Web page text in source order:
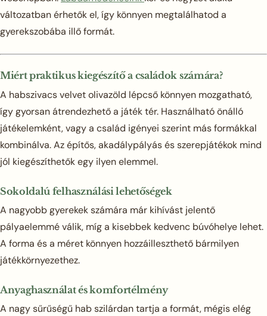
változatban érhetők el, így könnyen megtalálhatod a
gyerekszobába illő formát.
Miért praktikus kiegészítő a családok számára?
A habszivacs velvet olivazöld lépcső könnyen mozgatható,
így gyorsan átrendezhető a játék tér. Használható önálló
játékelemként, vagy a család igényei szerint más formákkal
kombinálva. Az építős, akadálypályás és szerepjátékok mind
jól kiegészíthetők egy ilyen elemmel.
Sokoldalú felhasználási lehetőségek
A nagyobb gyerekek számára már kihívást jelentő
pályaelemmé válik, míg a kisebbek kedvenc búvóhelye lehet.
A forma és a méret könnyen hozzáilleszthető bármilyen
játékkörnyezethez.
Anyaghasználat és komfortélmény
A nagy sűrűségű hab szilárdan tartja a formát, mégis elég